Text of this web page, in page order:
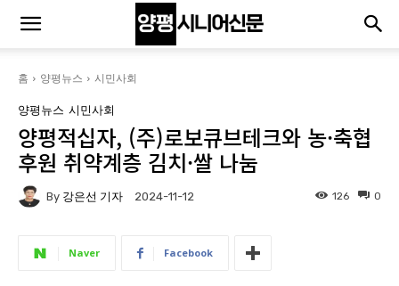
홈 양평뉴스 시민사회
양평뉴스 시민사회
양평적십자, (주)로보큐브테크와 농·축협
후원 취약계층 김치·쌀 나눔
By 강은선 기자 2024-11-12 0
126
Naver Facebook